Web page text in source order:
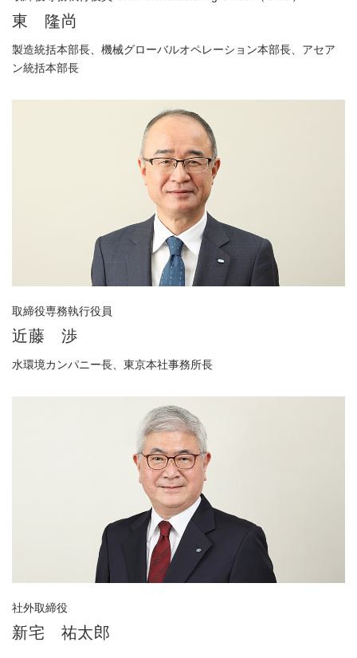
東 隆尚
製造統括本部長、機械グローバルオペレーション本部長、アセア
ン統括本部長
取締役専務執行役員
近藤 渉
水環境カンパニー長、東京本社事務所長
社外取締役
新宅 祐太郎